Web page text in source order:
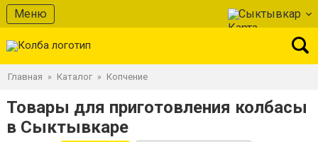
Меню Сыктывкар
Главная » Каталог » Копчение
Товары для приготовления колбасы
в Сыктывкаре